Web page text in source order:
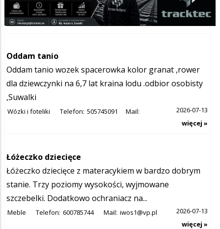
Szukana fraza w ogłoszeniach
Oddam tanio
Oddam tanio wozek spacerowka kolor granat ,rower
dla dziewczynki na 6,7 lat kraina lodu .odbior osobisty
,Suwalki
Wózki i foteliki Telefon: 505745091 Mail:
2026-07-13
więcej »
Łóżeczko dziecięce
Łóżeczko dziecięce z materacykiem w bardzo dobrym
stanie. Trzy poziomy wysokości, wyjmowane
szczebelki. Dodatkowo ochraniacz na...
Meble Telefon: 600785744 Mail: iwos1@vp.pl
2026-07-13
więcej »